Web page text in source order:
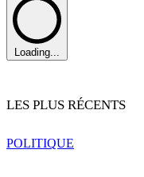
Loading...
LES PLUS RÉCENTS
POLITIQUE